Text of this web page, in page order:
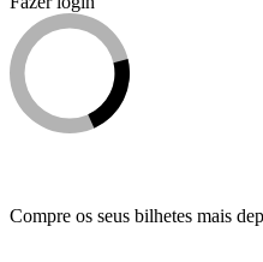
Compre os seus bilhetes mais